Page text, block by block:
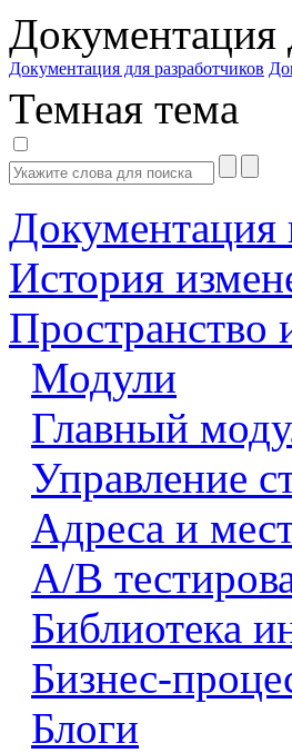
Документация
Документация для разработчиков
Темная тема
Документация
История
Модули
Главный
Управление
Адреса и
А/В
Библиотека
Бизнес-
Блоги